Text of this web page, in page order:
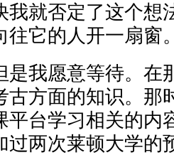
我就否定了这个想
往它的人开一扇窗
是我愿意等待。在
古方面的知识。那
平台学习相关的内
过两次莱顿大学的